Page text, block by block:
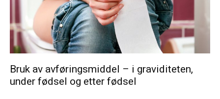
Bruk av avføringsmiddel – i graviditeten,
under fødsel og etter fødsel